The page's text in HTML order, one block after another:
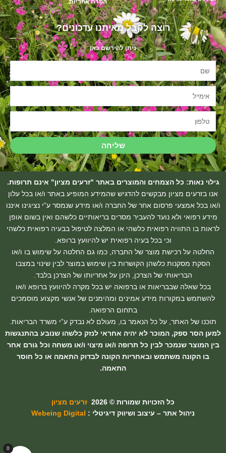
הסרת אחריות
רוצה לקבל מאיתנו עדכונים?
ניתן להירשם כאן
שם
טלפון
שליחה
גילוי נאות: כל הצמחים והמוצרים באתר "זרעים מציון" אינם תרופות.
אנו בזרעים מציון מבקשים להדגיש שהמידע המופיע באתר ו/או בכל עלון
ו/או בכל אמצעי פרסום אחר של החברה ו/או מידע שנמסר ע”י נציגינו איננו
מידע רפואי ולא נועד להעביר מסרים בריאותיים כלשהם ואין בשום אופן
לראות בו התוויה רפואית כלשהי או המלצה לטיפול בבעיה רפואית כלשהי
וכי בכל בעיה רפואית יש להיוועץ ברופא.
החלטה על רכישת מוצר של החברה, כמו גם החלטה על שימוש בו ו/או
הסקת מסקנות כלשהן הקושרות בין שימוש במוצר לבין שינוי במצבו
הבריאותי של הצרכן, הינן על אחריותו של הצרכן בלבד.
בכל שאלה שבבריאות או ברפואה יש בכל מקרה להיוועץ ברופא ו/או
להשתמש במקורות מידע אמינים ומהימנים של אנשי מקצוע מוסמכים
בתחום הרפואה.
תוכנו של האתר, על כל הנאמר בו, מעולם לא נבדק ע”י משרד הבריאות.
למען הסר ספק, המוכר לא יהיה אחראי לנזק כלשהו שנובע בהתנגשות
בין המוצר שנמכר לבין כל תרופה ו/או מיצוי ו/או משחה וכל גורם אחר
בו הקונה משתמש ובאחריות הקונה לבדוק התאמה או כל חוסר
התאמה.
כל הזכויות שמורות © 2026
זרעים מציון
ניהול אתר – עיצוב ושיווק דיגיטלי : Webeing Digital
0